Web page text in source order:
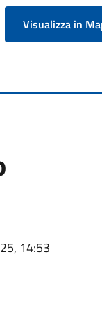
Visualizza in
14:53